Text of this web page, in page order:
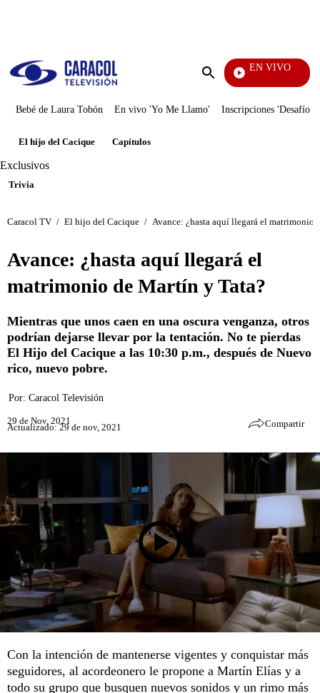
Enviar
EN VIVO
EFÉ
Bebé de Laura Tobón En vivo 'Yo Me Llamo' Inscripciones 'Desafío'
El hijo del Cacique Capítulos
Exclusivos
Trivia
Caracol TV / El hijo del Cacique / Avance: ¿hasta aquí llegará el matrimonio
Avance: ¿hasta aquí llegará el
matrimonio de Martín y Tata?
Mientras que unos caen en una oscura venganza, otros
podrían dejarse llevar por la tentación. No te pierdas
El Hijo del Cacique a las 10:30 p.m., después de Nuevo
rico, nuevo pobre.
Por: Caracol Televisión
29 de Nov, 2021
Actualizado: 29 de nov, 2021 Compartir
Con la intención de mantenerse vigentes y conquistar más
seguidores, al acordeonero le propone a Martín Elías y a
todo su grupo que busquen nuevos sonidos y un rimo más